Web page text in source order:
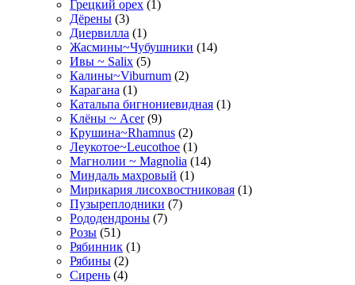
Грецкий орех (1)
Дёрены (3)
Диервилла (1)
Жасмины~Чубушники (14)
Ивы ~ Salix (5)
Калины~Viburnum (2)
Карагана (1)
Катальпа бигнониевидная (1)
Клёны ~ Acer (9)
Крушина~Rhamnus (2)
Леукотое~Leucothoe (1)
Магнолии ~ Magnolia (14)
Миндаль махровый (1)
Мирикария лисохвостниковая (1)
Пузыреплодники (7)
Рододендроны (7)
Розы (51)
Рябинник (1)
Рябины (2)
Сирень (4)